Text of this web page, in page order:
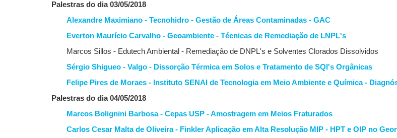
Palestras do dia 03/05/2018
Alexandre Maximiano - Tecnohidro - Gestão de Áreas Contaminadas - GAC
Everton Maurício Carvalho - Geoambiente - Técnicas de Remediação de LNPL's
Marcos Sillos - Edutech Ambiental - Remediação de DNPL's e Solventes Clorados Dissolvidos
Sérgio Shigueo - Valgo - Dissorção Térmica em Solos e Tratamento de SQI's Orgânicas
Felipe Pires de Moraes - Instituto SENAI de Tecnologia em Meio Ambiente e Química -
Palestras do dia 04/05/2018
Marcos Bolignini Barbosa - Cepas USP - Amostragem em Meios Fraturados
Carlos Cesar Malta de Oliveira - Finkler Aplicação em Alta Resolução MIP - HPT e OIP no